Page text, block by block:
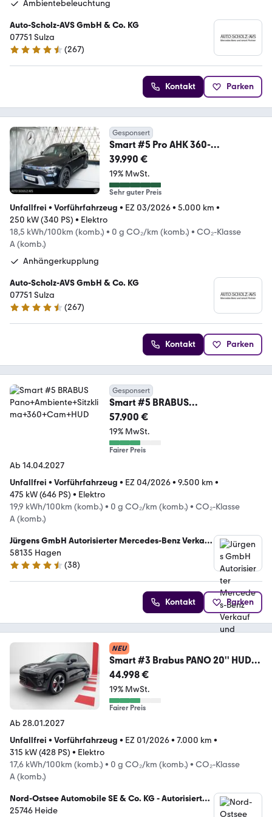
Ambientebeleuchtung
Auto-Scholz-AVS GmbH & Co. KG
07751 Sulza
4.5 Sterne
(267)
Kontakt Parken
Gesponsert
Smart #5 Pro AHK 360-
Kamera*Panoramadach*Easy-
Pack
39.990 €
19% MwSt.
Sehr guter Preis
Unfallfrei • Vorführfahrzeug • EZ 03/2026• 5.000 km •
250 kW (340 PS) • Elektro
18,5 kWh/100km (komb.) • 0 g CO₂/km (komb.) • CO₂-Klasse
A (komb.)
Anhängerkupplung
Auto-Scholz-AVS GmbH & Co. KG
07751 Sulza
4.5 Sterne
(267)
Kontakt Parken
Gesponsert
Smart #5 BRABUS
Pano+Ambiente+Sitzklima+360+C
am+HUD
57.900 €
19% MwSt.
Fairer Preis
Ab 14.04.2027
Unfallfrei • Vorführfahrzeug • EZ 04/2026• 9.500 km •
475 kW (646 PS) • Elektro
19,9 kWh/100km (komb.) • 0 g CO₂/km (komb.) • CO₂-Klasse
A (komb.)
Jürgens GmbH Autorisierter Mercedes-Benz Verkauf
und Service
58135 Hagen
4.7 Sterne
(38)
Kontakt Parken
NEU
Smart #3 Brabus PANO 20'' HUD
360° BEATS KEYLESS AMBI
44.998 €
19% MwSt.
Fairer Preis
Ab 28.01.2027
Unfallfrei • Vorführfahrzeug • EZ 01/2026• 7.000 km •
315 kW (428 PS) • Elektro
17,6 kWh/100km (komb.) • 0 g CO₂/km (komb.) • CO₂-Klasse
A (komb.)
Nord-Ostsee Automobile SE & Co. KG - Autorisierter
Mercedes-Benz Verkauf und Service
25746 Heide